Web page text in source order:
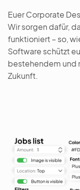
Euer Corporate
Wir sorgen dafür,
funktioniert – so,
Software schützt
bestehendem und
Zukunft.